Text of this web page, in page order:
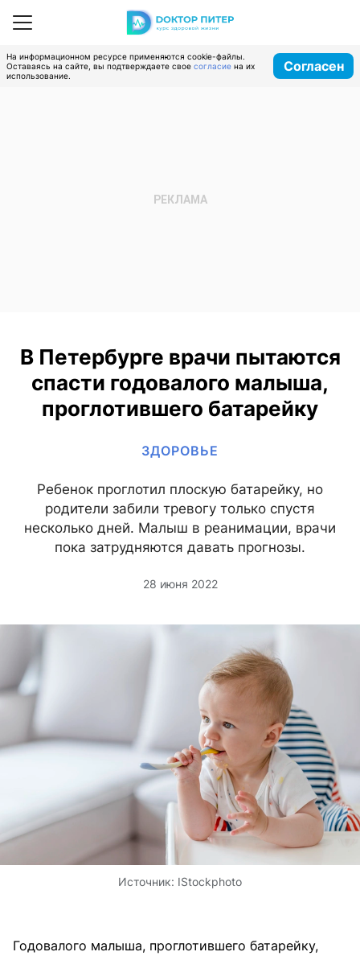
На информационном ресурсе применяются cookie-файлы.
Оставаясь на сайте, вы подтверждаете свое согласие на их
использование.
Согласен
В Петербурге врачи пытаются
спасти годовалого малыша,
проглотившего батарейку
ЗДОРОВЬЕ
Ребенок проглотил плоскую батарейку, но
родители забили тревогу только спустя
несколько дней. Малыш в реанимации, врачи
пока затрудняются давать прогнозы.
28 июня 2022
Источник: IStockphoto
Годовалого малыша, проглотившего батарейку,